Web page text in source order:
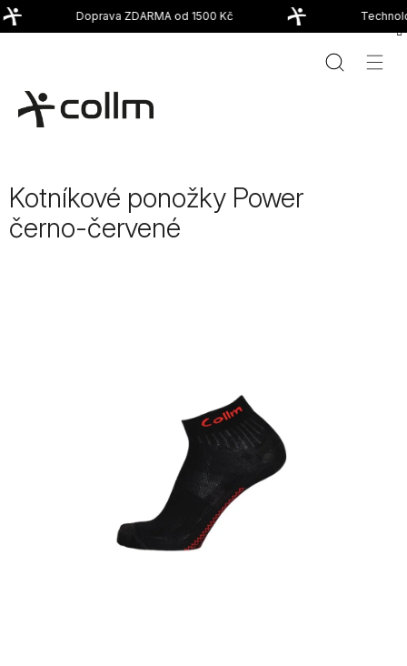
Přejít
na
Doprava ZDARMA od 1500 Kč
Kotníkové ponožky Power
černo-červené